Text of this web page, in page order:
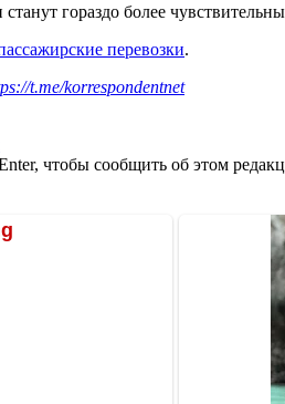
гораздо более
перевозки.
t.me/korrespondentnet
чтобы сообщить об этом